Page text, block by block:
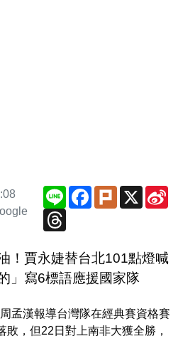
Line Facebook
PlurkX
Threads
！賈永婕替台北101點燈喊
」寫6標語應援國家隊
孟漢報導台灣隊在經典賽資格賽
，但22日對上南非大獲全勝，